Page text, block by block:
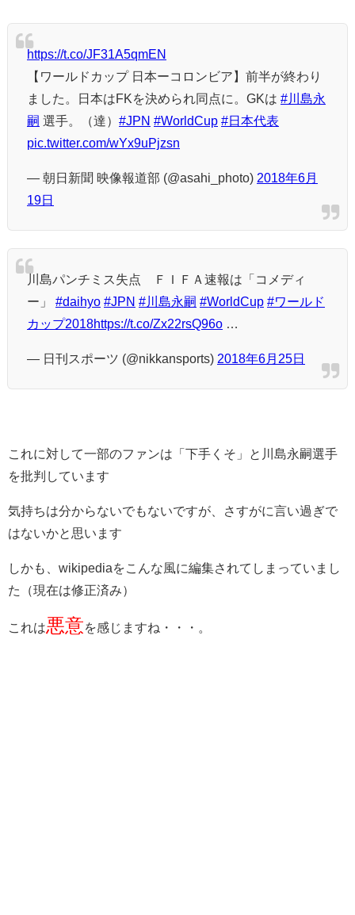
https://t.co/JF31A5qmEN
【ワールドカップ 日本ーコロンビア】前半が終わり
ました。日本はFKを決められ同点に。GKは #川島永
嗣 選手。（達） #JPN #WorldCup #日本代表
pic.twitter.com/wYx9uPjzsn
— 朝日新聞 映像報道部 (@asahi_photo) 2018年6月
19日
川島パンチミス失点 ＦＩＦＡ速報は「コメディ
ー」 #daihyo #JPN #川島永嗣 #WorldCup #ワールド
カップ2018https://t.co/Zx22rsQ96o …
— 日刊スポーツ (@nikkansports) 2018年6月25日
これに対して一部のファンは「下手くそ」と川島永嗣選手
を批判しています
気持ちは分からないでもないですが、さすがに言い過ぎで
はないかと思います
しかも、wikipediaをこんな風に編集されてしまっていまし
た（現在は修正済み）
これは悪意を感じますね・・・。